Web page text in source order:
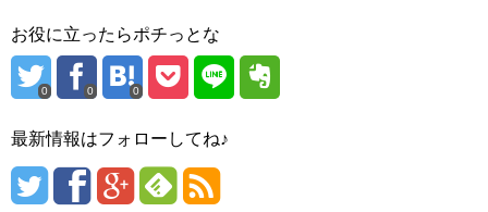
お役に立ったらポチっとな
0 0 0
最新情報はフォローしてね♪